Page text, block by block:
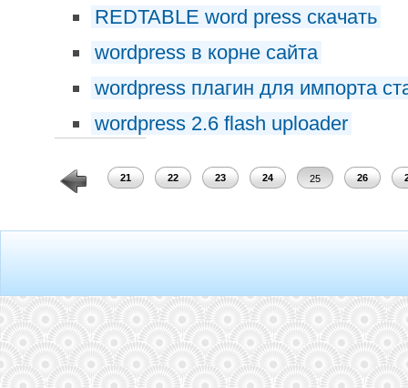
REDTABLE word press скачать
wordpress в корне сайта
wordpress плагин для импорта
wordpress 2.6 flash uploader
20 21 22 23 24 25 26